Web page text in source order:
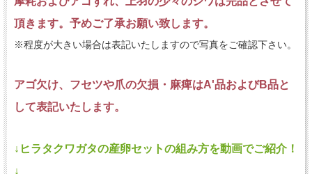
頂きます。予めご了承お願い致します。
※程度が大きい場合は表記いたしますので写真をご確認下さい。
アゴ欠け、フセツや爪の欠損・麻痺はA'品およびB品と
して表記いたします。
↓ヒラタクワガタの産卵セットの組み方を動画でご紹介！
↓